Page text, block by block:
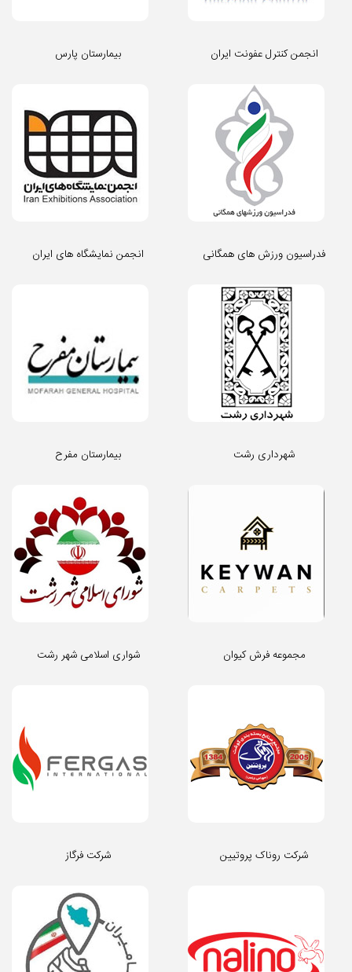
بیمارستان پارس انجمن کنترل عفونت ایران
انجمن نمایشگاه های ایران فدراسیون ورزش های همگانی
بیمارستان مفرح شهرداری رشت
شواری اسلامی شهر رشت مجموعه فرش کیوان
شرکت فرگاز شرکت روناک پروتیین